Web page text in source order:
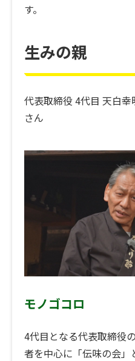
す。
生みの親
代表取締役 4代目 天白
さん
モノゴコロ
4代目となる代表取締役
者を中心に「伝味の会